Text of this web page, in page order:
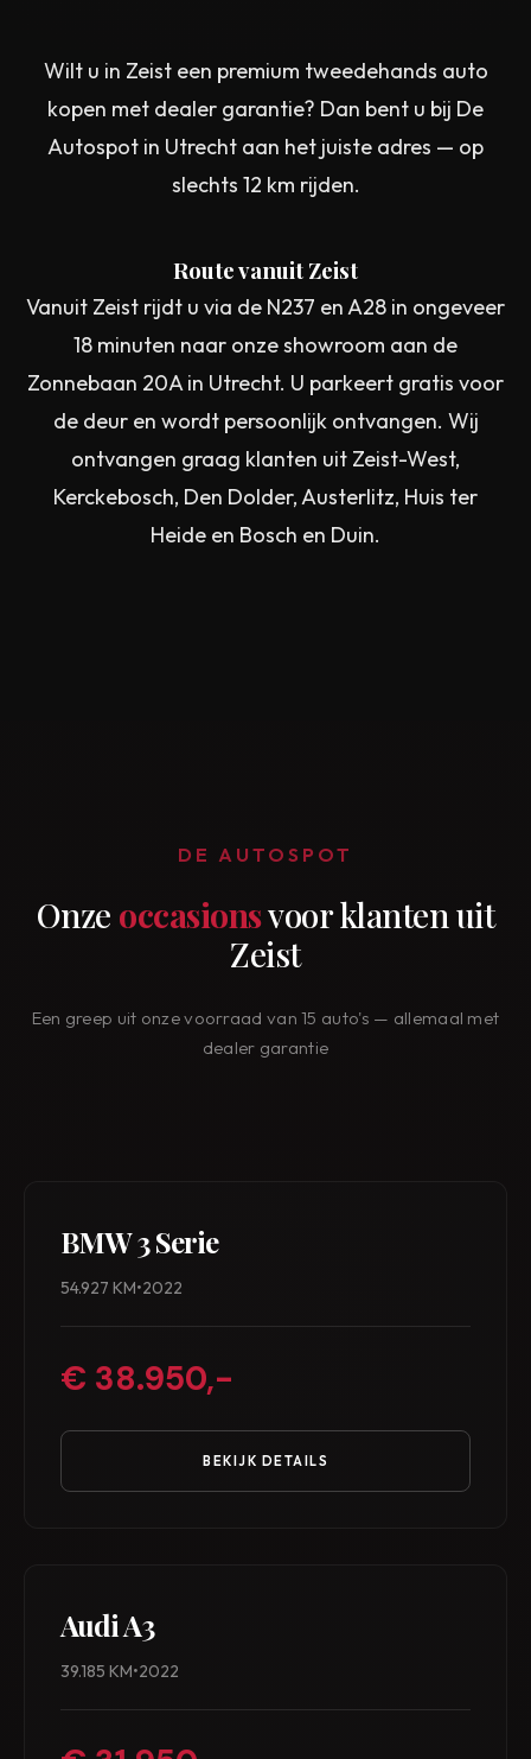
Wilt u in Zeist een premium tweedehands auto
kopen met dealer garantie? Dan bent u bij De
Autospot in Utrecht aan het juiste adres — op
slechts 12 km rijden.
Route vanuit Zeist
Vanuit Zeist rijdt u via de N237 en A28 in ongeveer
18 minuten naar onze showroom aan de
Zonnebaan 20A in Utrecht. U parkeert gratis voor
de deur en wordt persoonlijk ontvangen. Wij
ontvangen graag klanten uit Zeist-West,
Kerckebosch, Den Dolder, Austerlitz, Huis ter
Heide en Bosch en Duin.
DE AUTOSPOT
Onze occasionsvoor klanten uit
Zeist
Een greep uit onze voorraad van 15 auto's — allemaal met
dealer garantie
BMW 3 Serie
54.927 KM•2022
€ 38.950,-
BEKIJK DETAILS
Audi A3
39.185 KM•2022